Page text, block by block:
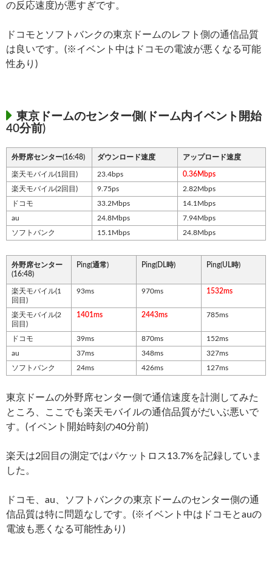
の反応速度)が悪すぎです。
ドコモとソフトバンクの東京ドームのレフト側の通信品質
は良いです。(※イベント中はドコモの電波が悪くなる可能
性あり)
東京ドームのセンター側(ドーム内イベント開始
40分前)
外野席センター(16:48) ダウンロード速度 アップロード速度
楽天モバイル(1回目) 23.4bps
0.36Mbps
楽天モバイル(2回目)
9.75ps
2.82Mbps
ドコモ
33.2Mbps
14.1Mbps
au
24.8Mbps
7.94Mbps
ソフトバンク
15.1Mbps 24.8Mbps
外野席センター
(16:48)
Ping(通常) Ping(DL時) Ping(UL時)
楽天モバイル(1
回目)
93ms 970ms 1532ms
楽天モバイル(2
回目)
1401ms 2443ms 785ms
ドコモ 39ms 870ms
152ms
au
37ms 348ms
327ms
ソフトバンク
24ms 426ms 127ms
東京ドームの外野席センター側で通信速度を計測してみた
ところ、ここでも楽天モバイルの通信品質がだいぶ悪いで
す。(イベント開始時刻の40分前)
楽天は2回目の測定ではパケットロス13.7%を記録していま
した。
ドコモ、au、ソフトバンクの東京ドームのセンター側の通
信品質は特に問題なしです。(※イベント中はドコモとauの
電波も悪くなる可能性あり)